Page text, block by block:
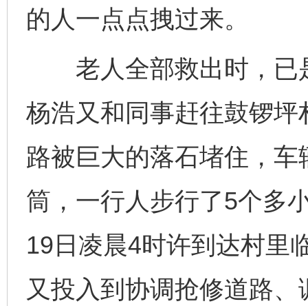
的人一点点拽过来。
老人全部救出时，已
杨浩又和同事赶往鼓锣
路被巨大的落石堵住，
筒，一行人步行了5个多
19日凌晨4时许到达村里
又投入到协调抢修道路